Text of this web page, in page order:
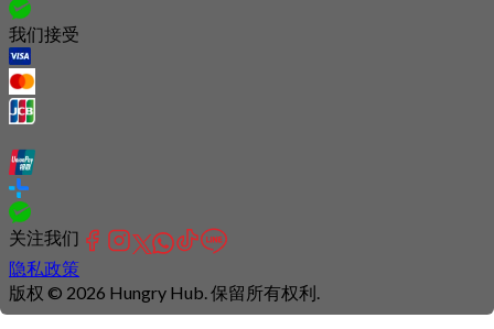
我们接受
关注我们
隐私政策
版权 © 2026 Hungry Hub. 保留所有权利.
Connection